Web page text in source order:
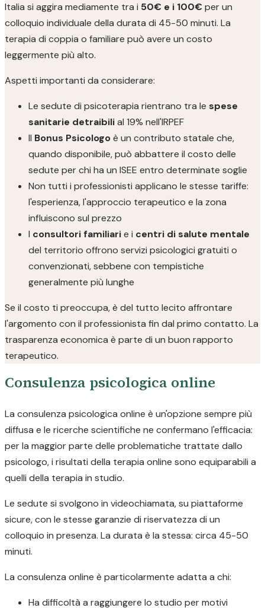
Italia si aggira mediamente tra i 50€ e i 100€ per un
colloquio individuale della durata di 45-50 minuti. La
terapia di coppia o familiare può avere un costo
leggermente più alto.
Aspetti importanti da considerare:
Le sedute di psicoterapia rientrano tra le spese
sanitarie detraibilial 19% nell'IRPEF
Il Bonus Psicologoè un contributo statale che,
quando disponibile, può abbattere il costo delle
sedute per chi ha un ISEE entro determinate soglie
Non tutti i professionisti applicano le stesse tariffe:
l'esperienza, l'approccio terapeutico e la zona
influiscono sul prezzo
I consultori familiarie i centri di salute mentale
del territorio offrono servizi psicologici gratuiti o
convenzionati, sebbene con tempistiche
generalmente più lunghe
Se il costo ti preoccupa, è del tutto lecito affrontare
l'argomento con il professionista fin dal primo contatto. La
trasparenza economica è parte di un buon rapporto
terapeutico.
Consulenza psicologica online
La consulenza psicologica online è un'opzione sempre più
diffusa e le ricerche scientifiche ne confermano l'efficacia:
per la maggior parte delle problematiche trattate dallo
psicologo, i risultati della terapia online sono equiparabili a
quelli della terapia in studio.
Le sedute si svolgono in videochiamata, su piattaforme
sicure, con le stesse garanzie di riservatezza di un
colloquio in presenza. La durata è la stessa: circa 45-50
minuti.
La consulenza online è particolarmente adatta a chi:
Ha difficoltà a raggiungere lo studio per motivi